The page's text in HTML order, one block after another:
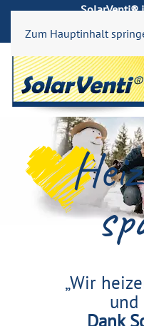
SolarVenti® im
Zum Hauptinhalt
„Wir
Dank